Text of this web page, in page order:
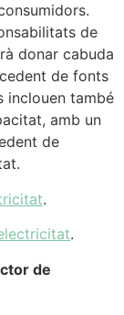
de
donar cabuda
de fonts
inclouen també
amb un
de
.
.
de